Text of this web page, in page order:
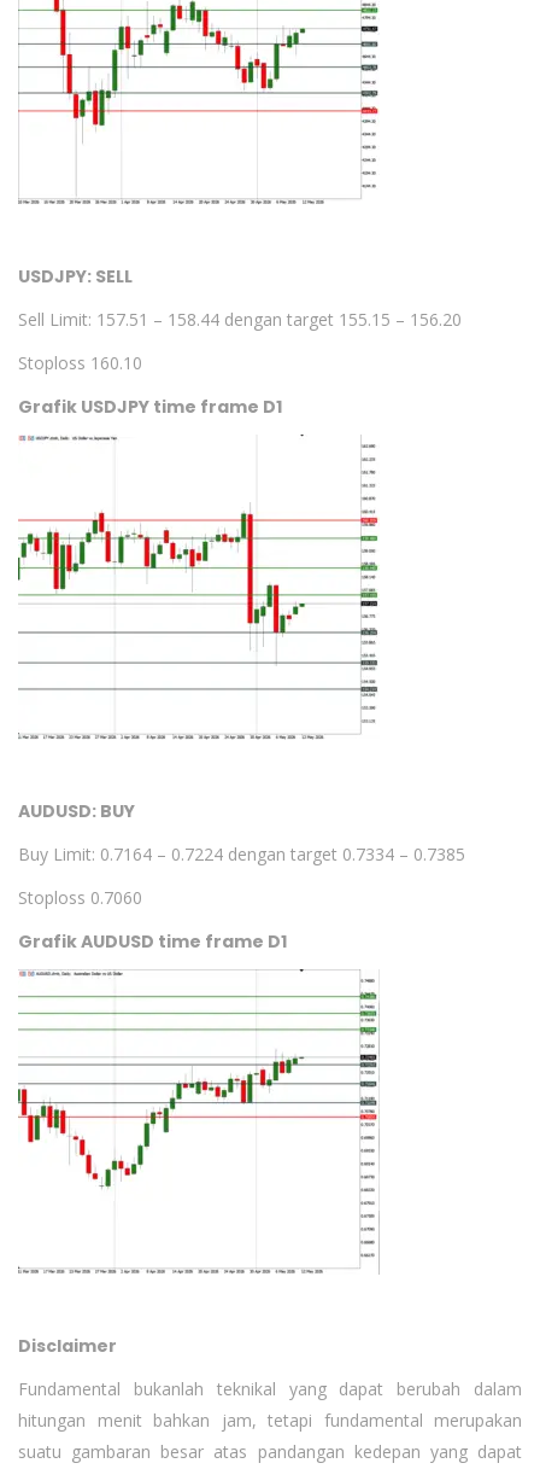
USDJPY: SELL
Sell Limit: 157.51 – 158.44 dengan target 155.15 – 156.20
Stoploss 160.10
Grafik USDJPY time frame D1
AUDUSD: BUY
Buy Limit: 0.7164 – 0.7224 dengan target 0.7334 – 0.7385
Stoploss 0.7060
Grafik AUDUSD time frame D1
Disclaimer
Fundamental bukanlah teknikal yang dapat berubah dalam
hitungan menit bahkan jam, tetapi fundamental merupakan
suatu gambaran besar atas pandangan kedepan yang dapat